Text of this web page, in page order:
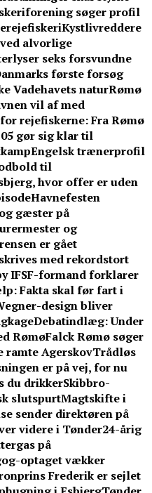
søger profil
Kystlivreddere
alvorlige
seks forsvundne
første forsøg
Vadehavets naturRømø
vil af med
rejefiskerne: Fra Rømø
05 gør sig klar til
Engelsk trænerprofil
til
hvor offer er uden
Havnefesten
gæster på
og
er gået
med rekordstort
IFSF-formand forklarer
Fakta skal før fart i
design bliver
Debatindlæg: Under
RømøFalck Rømø søger
ramte AgerskovTrådløs
er på vej, for nu
du drikkerSkibbro-
slutspurtMagtskifte i
sender direktøren på
videre i Tønder24-årig
på
optaget vækker
Frederik er sejlet